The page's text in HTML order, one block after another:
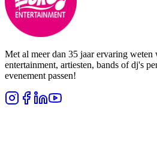
Met al meer dan 35 jaar ervaring
entertainment, artiesten, bands of dj's
evenement passen!